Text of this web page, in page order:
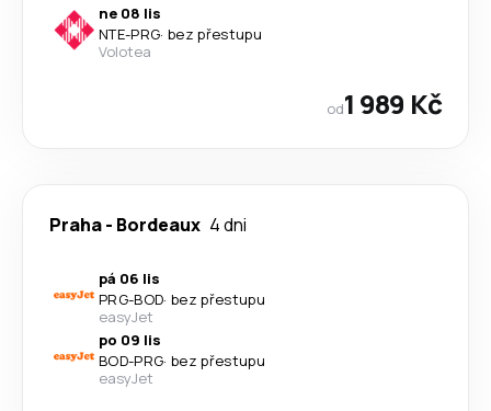
ne 08 lis
NTE-PRG· bez přestupu
Volotea
od1 989 Kč
Praha- Bordeaux 4 dni
pá 06 lis
PRG-BOD· bez přestupu
easyJet
po 09 lis
BOD-PRG· bez přestupu
easyJet